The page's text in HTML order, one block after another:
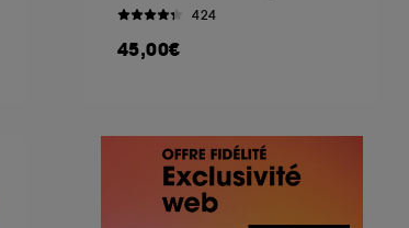
424
45,00€